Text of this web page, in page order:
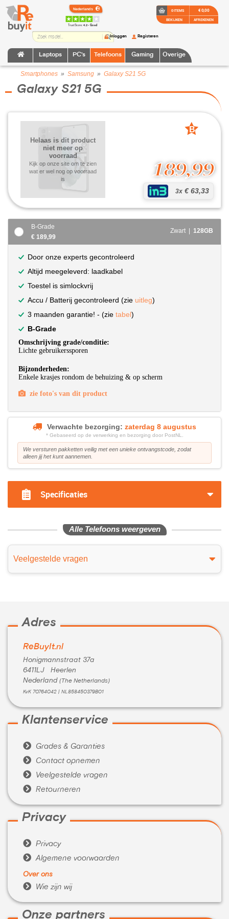
TrustScore:4.2 • Goed
Laptops PC's Telefoons Gaming Overige
Inloggen Registeren
0 ITEMS
BEKIJKEN
€ 0,00
AFREKENEN
Smartphones » Samsung » Galaxy S21 5G
Galaxy S21 5G
189,99
3x € 63,33
Helaas is dit product
niet meer op
voorraad
Kijk op onze site om te zien
wat er wel nog op voorraad
is
B
B-Grade
€ 189,99
Zwart | 128GB
Door onze experts gecontroleerd
Altijd meegeleverd: laadkabel
Toestel is simlockvrij
Accu / Batterij gecontroleerd (zie uitleg)
3 maanden garantie! - (zie tabel)
B-Grade
Omschrijving grade/conditie:
Lichte gebruikerssporen
Bijzonderheden:
Enkele krasjes rondom de behuizing & op scherm
zie foto's van dit product
Verwachte bezorging: zaterdag 8 augustus
* Gebaseerd op de verwerking en bezorging door PostNL.
We versturen pakketten veilig met een unieke ontvangstcode, zodat
alleen jij het kunt aannemen.
Specificaties
Alle Telefoons weergeven
Veelgestelde vragen
Adres
ReBuyIt.nl
Honigmannstraat 37a
6411LJ Heerlen
Nederland (The Netherlands)
KvK 70764042 | NL858450379B01
Klantenservice
 Grades & Garanties
 Contact opnemen
 Veelgestelde vragen
 Retourneren
Privacy
 Privacy
 Algemene voorwaarden
Over ons
 Wie zijn wij
Onze partners